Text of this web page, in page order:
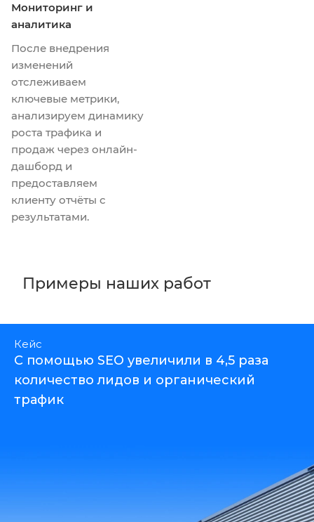
Мониторинг и
аналитика
После внедрения
изменений
отслеживаем
ключевые метрики,
анализируем динамику
роста трафика и
продаж через онлайн-
дашборд и
предоставляем
клиенту отчёты с
результатами.
Примеры наших работ
Кейс
С помощью SEO увеличили в 4,5 раза
количество лидов и органический
трафик